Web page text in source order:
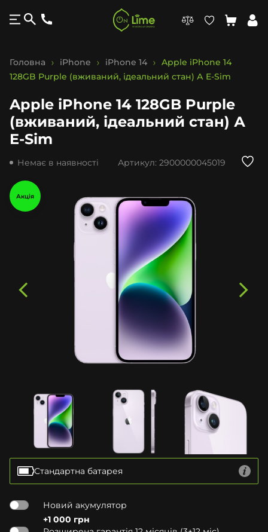
Головна iPhone iPhone 14
Apple iPhone 14
128GB Purple (вживаний, ідеальний стан) А E-Sim
Apple iPhone 14 128GB Purple
(вживаний, ідеальний стан) А
E-Sim
Немає в наявності Артикул: 2900000045019
Акція
Стандартна батарея
Новий акумулятор
+1 000 грн